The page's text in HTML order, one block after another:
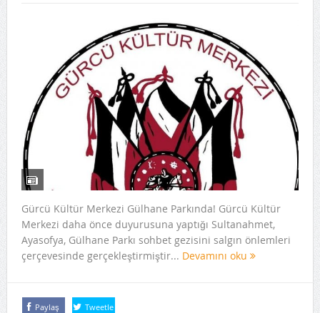
Gürcü Kültür Merkezi Gülhane Parkında! Gürcü Kültür
Merkezi daha önce duyurusuna yaptığı Sultanahmet,
Ayasofya, Gülhane Parkı sohbet gezisini salgın önlemleri
çerçevesinde gerçekleştirmiştir... Devamını oku
Paylaş Tweetle